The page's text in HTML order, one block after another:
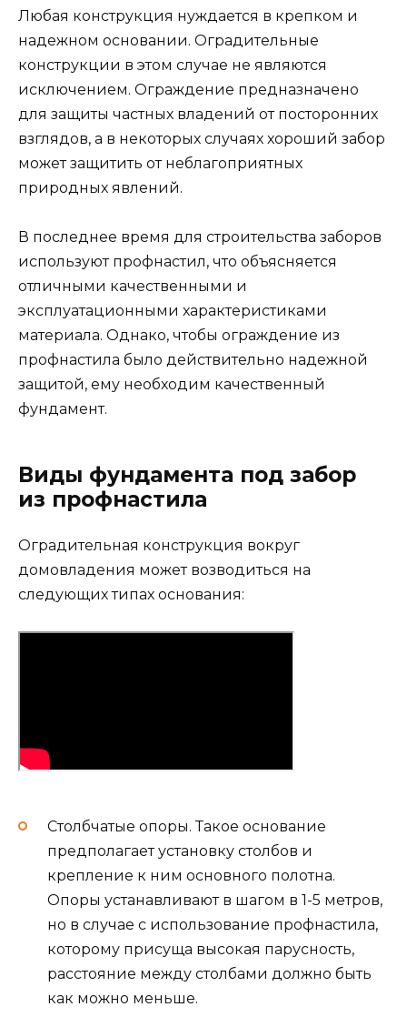
Любая конструкция нуждается в крепком и
надежном основании. Оградительные
конструкции в этом случае не являются
исключением. Ограждение предназначено
для защиты частных владений от посторонних
взглядов, а в некоторых случаях хороший забор
может защитить от неблагоприятных
природных явлений.
В последнее время для строительства заборов
используют профнастил, что объясняется
отличными качественными и
эксплуатационными характеристиками
материала. Однако, чтобы ограждение из
профнастила было действительно надежной
защитой, ему необходим качественный
фундамент.
Виды фундамента под забор
из профнастила
Оградительная конструкция вокруг
домовладения может возводиться на
следующих типах основания:
Столбчатые опоры. Такое основание
предполагает установку столбов и
крепление к ним основного полотна.
Опоры устанавливают в шагом в 1-5 метров,
но в случае с использование профнастила,
которому присуща высокая парусность,
расстояние между столбами должно быть
как можно меньше.